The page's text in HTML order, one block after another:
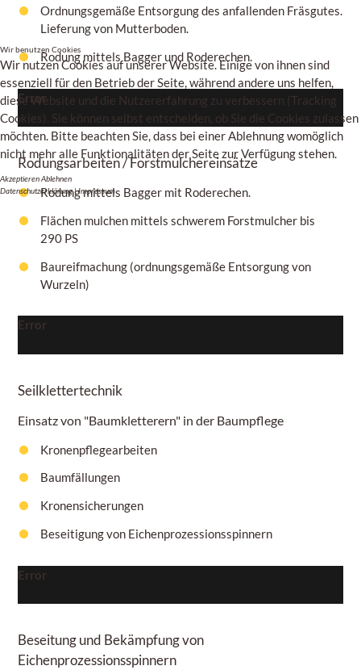
Ordnungsgemäße Entsorgung des anfallenden Fräsgutes.
Lieferung von Mutterboden.
Rodung mittels Bagger und Roderechen.
Error
Rodungsarbeiten / Forstmulchereinsätze
Rodung mittels Bagger mit Roderechen.
Flächen mulchen mittels schwerem Forstmulcher bis
290 PS
Baureifmachung (ordnungsgemäße Entsorgung von
Wurzeln)
Error
Seilklettertechnik
Einsatz von "Baumkletterern" in der Baumpflege
Kronenpflegearbeiten
Baumfällungen
Kronensicherungen
Beseitigung von Eichenprozessionsspinnern
Error
Beseitung und Bekämpfung von
Eichenprozessionsspinnern
Wir benutzen Cookies
Wir nutzen Cookies auf unserer Website. Einige von ihnen sind
essenziell für den Betrieb der Seite, während andere uns helfen,
diese Website und die Nutzererfahrung zu verbessern (Tracking
Cookies). Sie können selbst entscheiden, ob Sie die Cookies zulassen
möchten. Bitte beachten Sie, dass bei einer Ablehnung womöglich
nicht mehr alle Funktionalitäten der Seite zur Verfügung stehen.
AkzeptierenAblehnen
Datenschutzerklärung|Impressum